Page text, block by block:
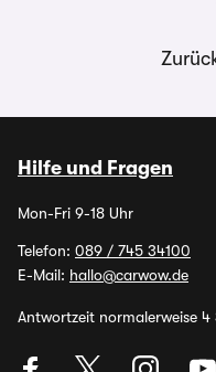
Hilfe und Fragen
Mon-Fri 9-18 Uhr
Telefon: 089 / 745 34100
E-Mail: hallo@carwow.de
Antwortzeit normalerweise 4